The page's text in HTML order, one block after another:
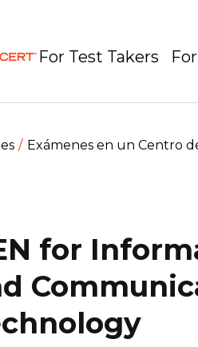
For Test Takers
Exámenes en un Centro
for